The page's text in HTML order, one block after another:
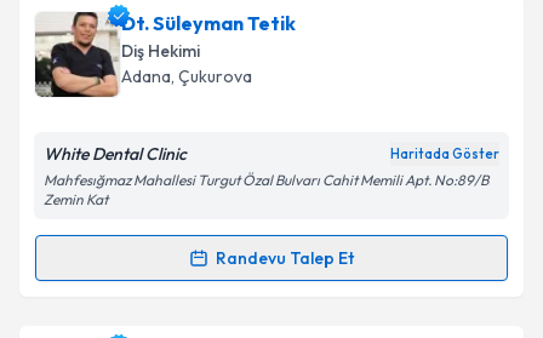
Takvim Talebini Gönder
Dt. Gamze Şahiniçin randevu takvimi talebi
oluşturun. Size bu uzmandan randevu almanız için bir
takvim hazırlandığında e-posta ile bilgilendireceğiz.
Kişisel verilerimin işlenmesine ilişkinAydınlatma
'ni okudum ve kişisel verilerimin belirtilen
kapsamda işlenmesini kabul ediyorum.
Dt. Süleyman Tetik
Diş Hekimi
Adana, Çukurova
White Dental Clinic Haritada Göster
Mahfesığmaz Mahallesi Turgut Özal Bulvarı Cahit Memili Apt. No:89/B
Zemin Kat
Randevu Talep Et
Randevu Takvimi Talebi